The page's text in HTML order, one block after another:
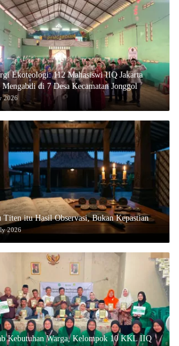
Ekoteologi: 112 Mahasiswi IIQ Jakarta
Mengabdi di 7 Desa Kecamatan Jonggol
2026
Titen itu Hasil Observasi, Bukan Kepastian
2026
Kebutuhan Warga, Kelompok 10 KKL IIQ